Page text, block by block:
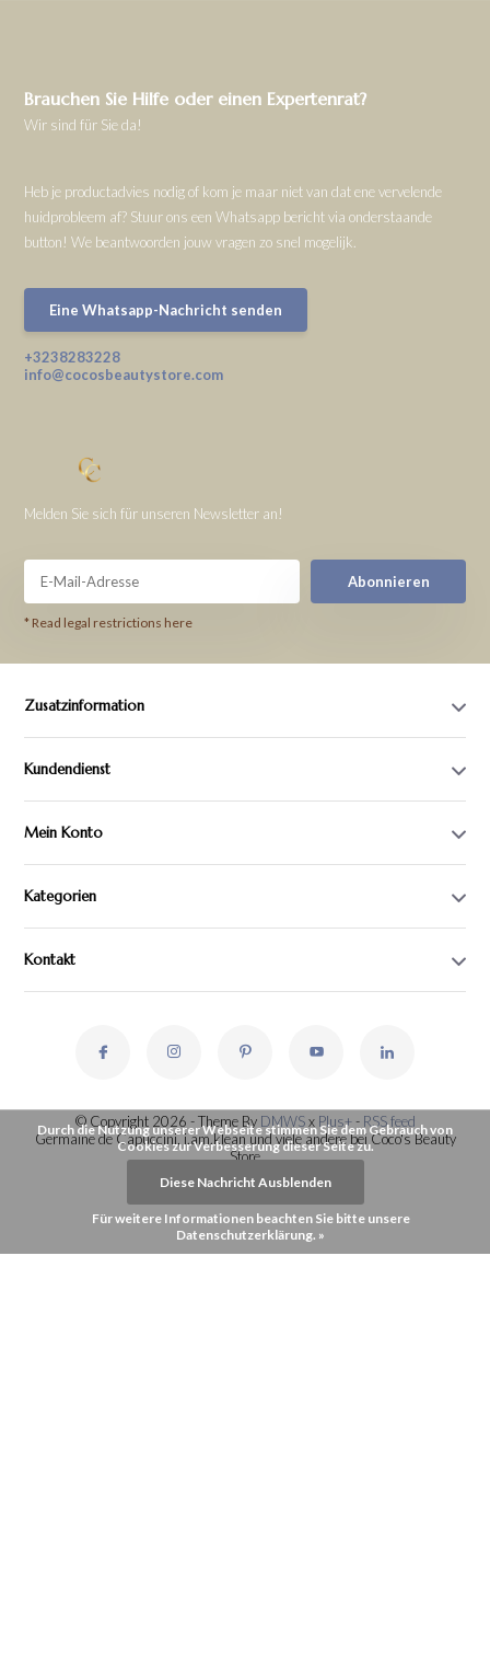
Brauchen Sie Hilfe oder einen Expertenrat?
Wir sind für Sie da!
Heb je productadvies nodig of kom je maar niet van dat ene vervelende
huidprobleem af? Stuur ons een Whatsapp bericht via onderstaande
button! We beantwoorden jouw vragen zo snel mogelijk.
Eine Whatsapp-Nachricht senden
+3238283228
info@cocosbeautystore.com
Melden Sie sich für unseren Newsletter an!
Abonnieren
* Read legal restrictions here
Zusatzinformation
Kundendienst
Mein Konto
Kategorien
Kontakt
© Copyright 2026 - Theme By DMWSx Plus+- RSS feed
Germaine de Capuccini, i.am.klean und viele andere bei Coco's Beauty
Store
Durch die Nutzung unserer Webseite stimmen Sie dem Gebrauch von
Cookies zur Verbesserung dieser Seite zu.
Diese Nachricht Ausblenden
Für weitere Informationen beachten Sie bitte unsere
Datenschutzerklärung. »